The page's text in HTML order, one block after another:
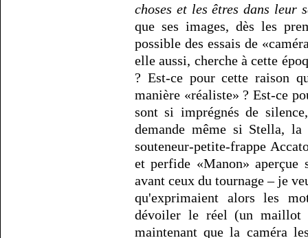
choses et les êtres dans leur
que ses images, dès les
possible des essais de
elle aussi, cherche à cette
? Est-ce pour cette raison
manière «réaliste» ? Est-ce
sont si imprégnés de
demande même si Stella,
souteneur-petite-frappe
et perfide «Manon»
avant ceux du tournage – je
qu'exprimaient alors les
dévoiler le réel (un maillot
maintenant que la caméra